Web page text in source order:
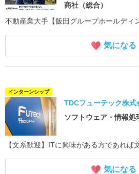
商社（総合）
不動産業大手【飯田グループホールディ
気になる
インターンシップ
TDCフューテック株式
ソフトウェア・情報処
【文系歓迎】ITに興味がある方であれば
気になる